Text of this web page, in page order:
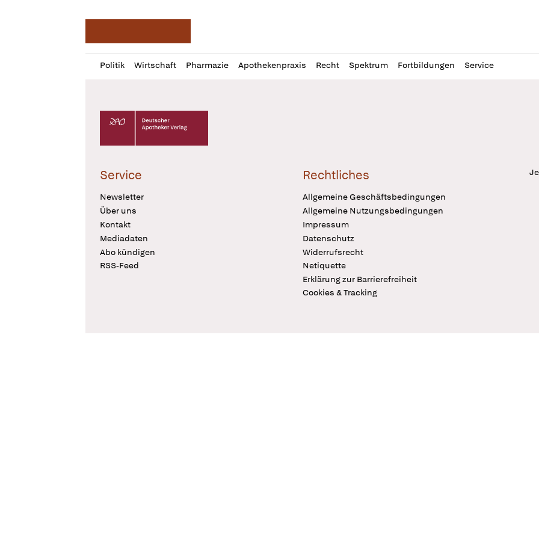
Politik Wirtschaft Pharmazie Apothekenpraxis Recht Spektrum Fortbildungen Service
Profil
öffnen
Daz
Pur
Deutscher Apotheker Verlag Logo
Service
Newsletter
Über uns
Kontakt
Mediadaten
Abo kündigen
RSS-Feed
Rechtliches
Allgemeine Geschäftsbedingungen
Allgemeine Nutzungsbedingungen
Impressum
Datenschutz
Widerrufsrecht
Netiquette
Erklärung zur Barrierefreiheit
Cookies & Tracking